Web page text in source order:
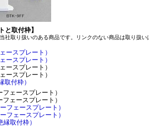
と取付枠】
社取り扱いのある商品です。リンクのない商品は取り扱い
ースプレート）
ースプレート）
ースプレート）
ースプレート）
取付枠）
ェースプレート）
ェースプレート）
フェースプレート）
フェースプレート）
取付枠）